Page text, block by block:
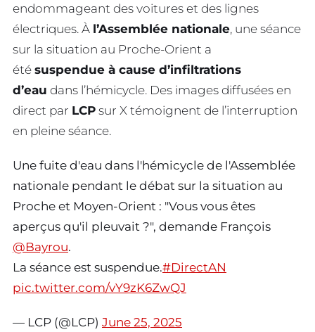
endommageant des voitures et des lignes
électriques. À l’Assemblée nationale, une séance
sur la situation au Proche-Orient a
été suspendue à cause d’infiltrations
d’eau dans l’hémicycle. Des images diffusées en
direct par LCP sur X témoignent de l’interruption
en pleine séance.
Une fuite d'eau dans l'hémicycle de l'Assemblée
nationale pendant le débat sur la situation au
Proche et Moyen-Orient : "Vous vous êtes
aperçus qu'il pleuvait ?", demande François
@Bayrou.
La séance est suspendue.#DirectAN
pic.twitter.com/vY9zK6ZwQJ
— LCP (@LCP) June 25, 2025